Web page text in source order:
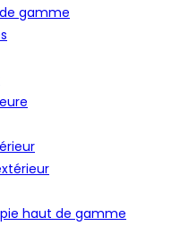
gamme
haut de gamme